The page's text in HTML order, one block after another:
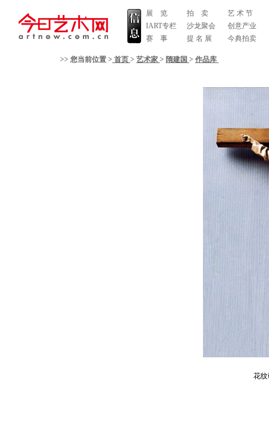
展 览
IART专栏
赛 事
拍 卖
沙龙聚会
提 名 展
艺 术 节
创意产业
今典拍卖
>> 您当前位置 > 首页 > 艺术家 > 隋建国 > 作品库
花纹